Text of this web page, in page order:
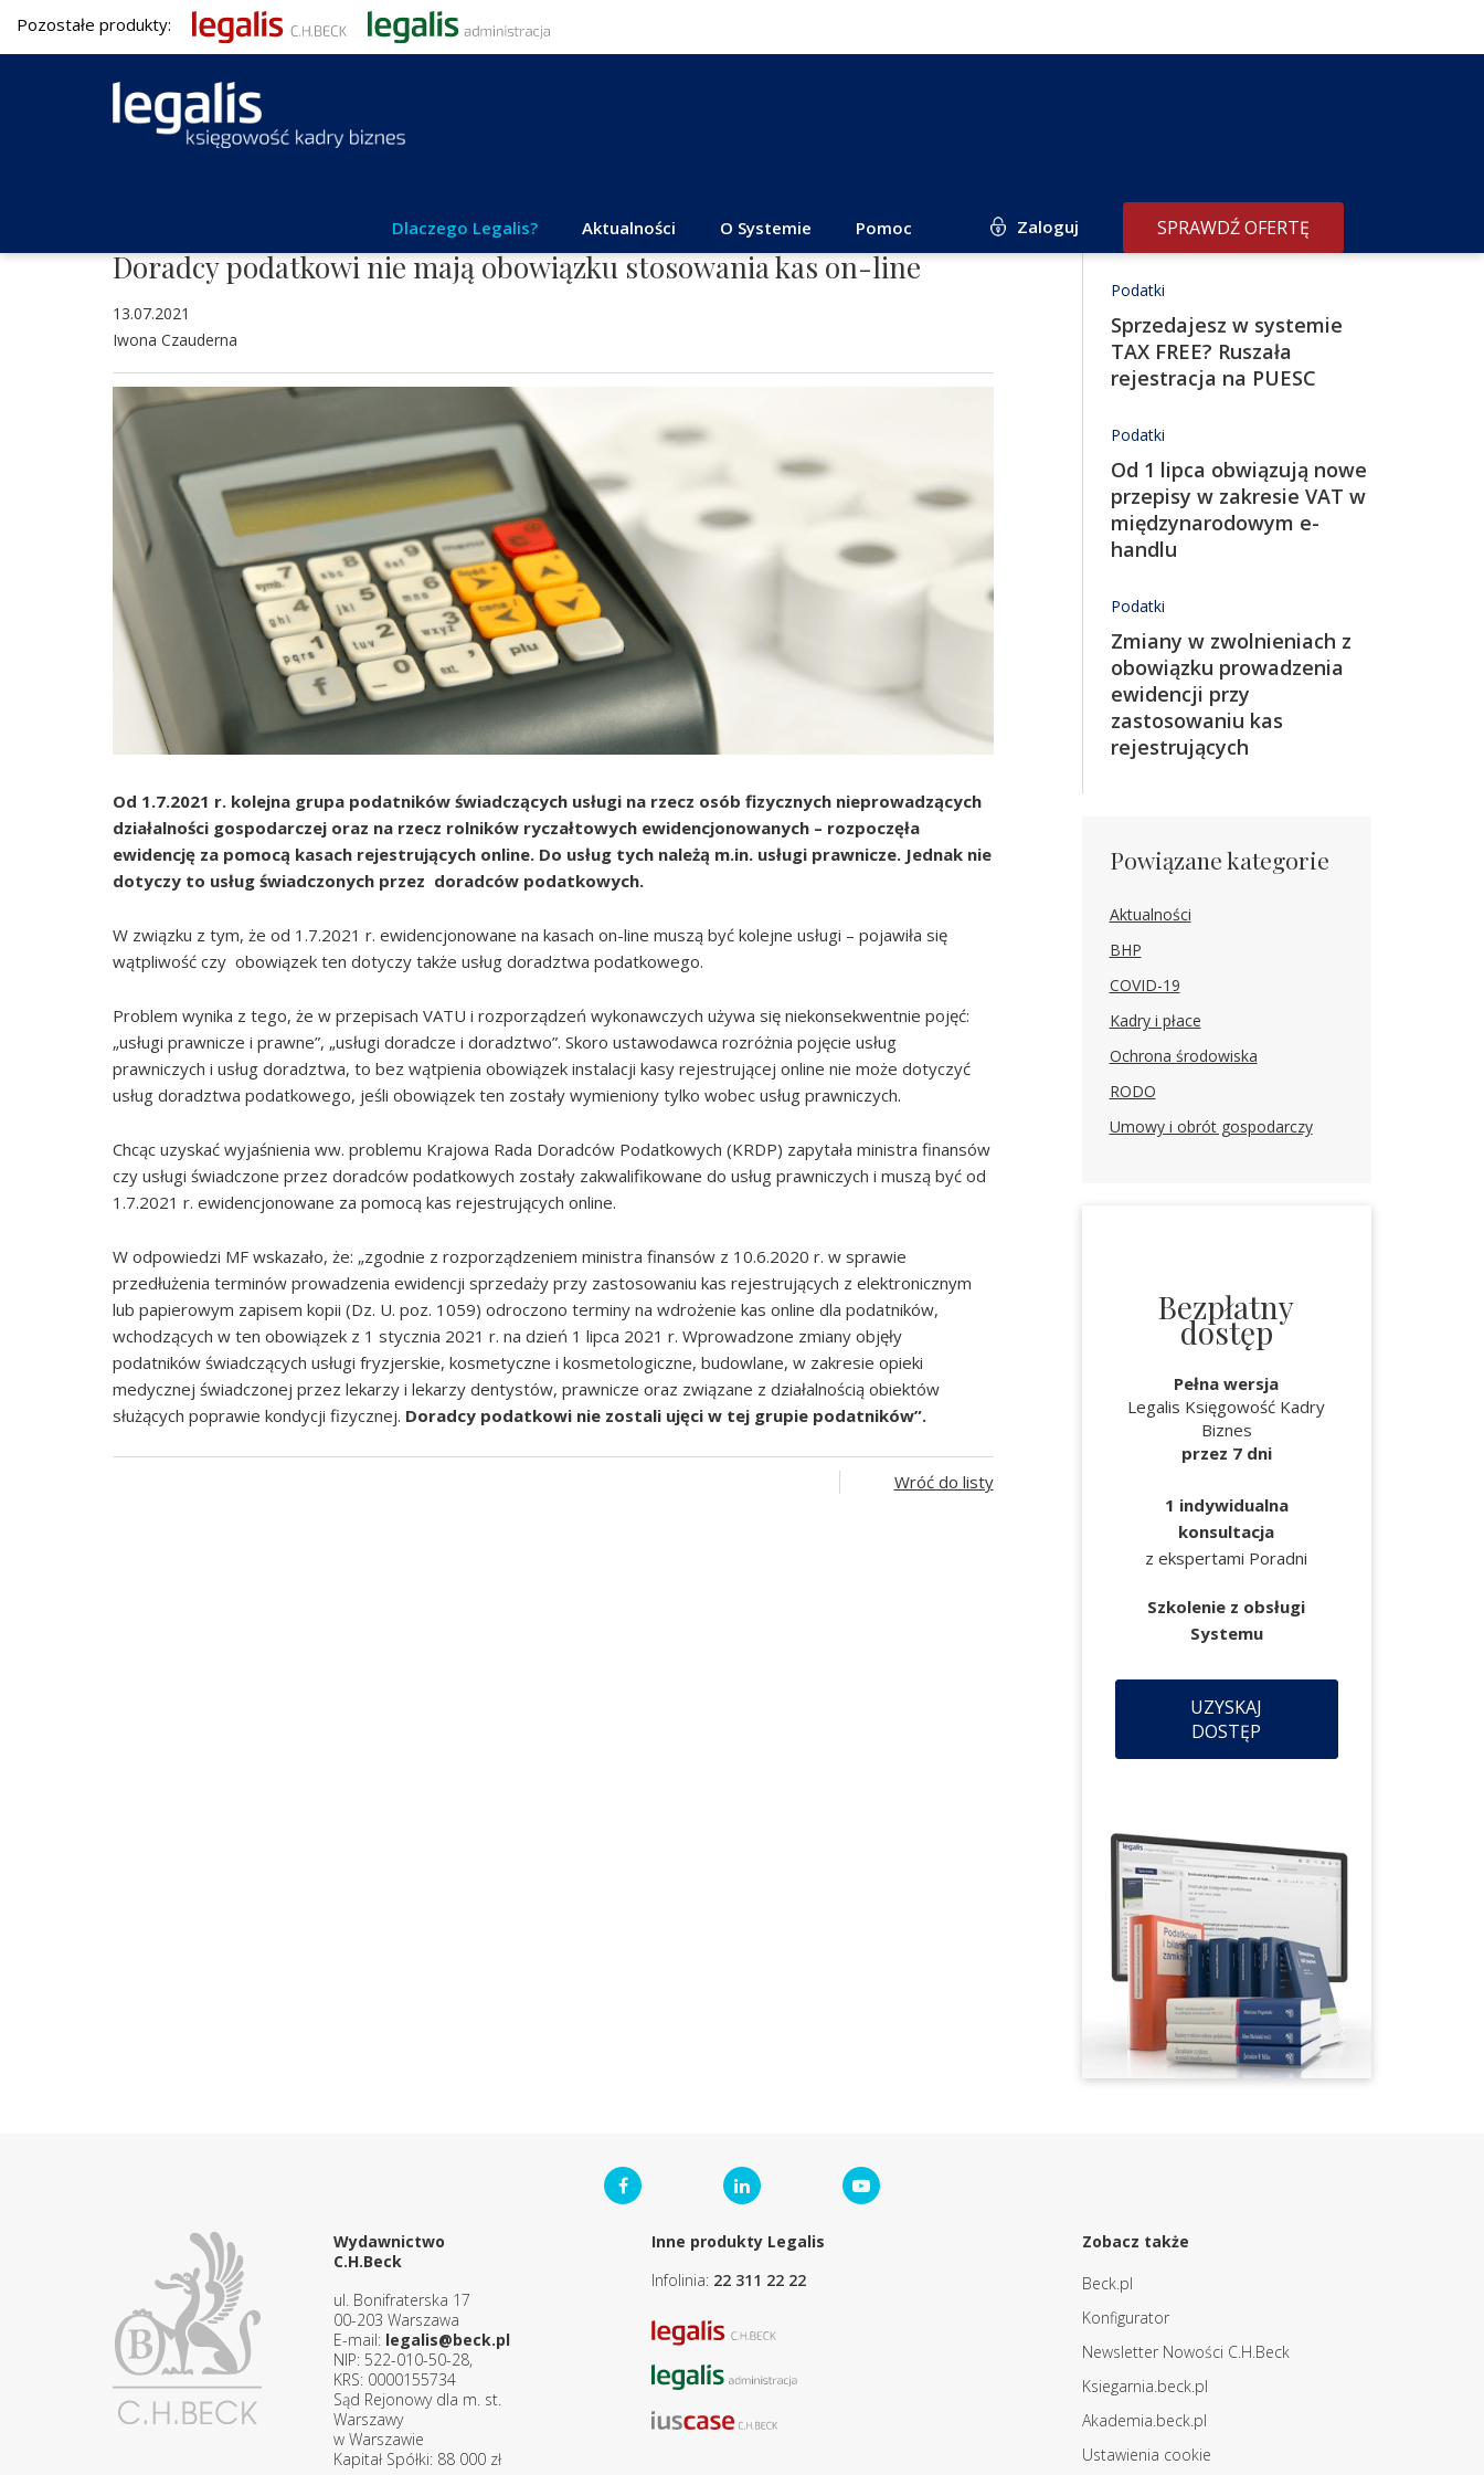
Pozostałe produkty:
Dlaczego Legalis? Aktualności O Systemie Pomoc Zaloguj SPRAWDŹ OFERTĘ
Doradcy podatkowi nie mają obowiązku stosowania kas on-line
13.07.2021
Iwona Czauderna
Od 1.7.2021 r. kolejna grupa podatników świadczących usługi na rzecz osób fizycznych nieprowadzących
działalności gospodarczej oraz na rzecz rolników ryczałtowych ewidencjonowanych – rozpoczęła
ewidencję za pomocą kasach rejestrujących online. Do usług tych należą m.in. usługi prawnicze. Jednak nie
dotyczy to usług świadczonych przez doradców podatkowych.
W związku z tym, że od 1.7.2021 r. ewidencjonowane na kasach on-line muszą być kolejne usługi – pojawiła się
wątpliwość czy obowiązek ten dotyczy także usług doradztwa podatkowego.
Problem wynika z tego, że w przepisach VATU i rozporządzeń wykonawczych używa się niekonsekwentnie pojęć:
„usługi prawnicze i prawne”, „usługi doradcze i doradztwo”. Skoro ustawodawca rozróżnia pojęcie usług
prawniczych i usług doradztwa, to bez wątpienia obowiązek instalacji kasy rejestrującej online nie może dotyczyć
usług doradztwa podatkowego, jeśli obowiązek ten zostały wymieniony tylko wobec usług prawniczych.
Chcąc uzyskać wyjaśnienia ww. problemu Krajowa Rada Doradców Podatkowych (KRDP) zapytała ministra finansów
czy usługi świadczone przez doradców podatkowych zostały zakwalifikowane do usług prawniczych i muszą być od
1.7.2021 r. ewidencjonowane za pomocą kas rejestrujących online.
W odpowiedzi MF wskazało, że: „zgodnie z rozporządzeniem ministra finansów z 10.6.2020 r. w sprawie
przedłużenia terminów prowadzenia ewidencji sprzedaży przy zastosowaniu kas rejestrujących z elektronicznym
lub papierowym zapisem kopii (Dz. U. poz. 1059) odroczono terminy na wdrożenie kas online dla podatników,
wchodzących w ten obowiązek z 1 stycznia 2021 r. na dzień 1 lipca 2021 r. Wprowadzone zmiany objęły
podatników świadczących usługi fryzjerskie, kosmetyczne i kosmetologiczne, budowlane, w zakresie opieki
medycznej świadczonej przez lekarzy i lekarzy dentystów, prawnicze oraz związane z działalnością obiektów
służących poprawie kondycji fizycznej. Doradcy podatkowi nie zostali ujęci w tej grupie podatników”.
Wróć do listy
Redakcja poleca
Podatki
Sprzedajesz w systemie
TAX FREE? Ruszała
rejestracja na PUESC
Podatki
Od 1 lipca obwiązują nowe
przepisy w zakresie VAT w
międzynarodowym e-
handlu
Podatki
Zmiany w zwolnieniach z
obowiązku prowadzenia
ewidencji przy
zastosowaniu kas
rejestrujących
Powiązane kategorie
Aktualności
BHP
COVID-19
Kadry i płace
Ochrona środowiska
RODO
Umowy i obrót gospodarczy
Bezpłatny
dostęp
Pełna wersja
Legalis Księgowość Kadry
Biznes
przez 7 dni
1 indywidualna
konsultacja
z ekspertami Poradni
Szkolenie z obsługi
Systemu
UZYSKAJ
DOSTĘP
Wydawnictwo
C.H.Beck
ul. Bonifraterska 17
00-203 Warszawa
E-mail: legalis@beck.pl
NIP: 522-010-50-28,
KRS: 0000155734
Sąd Rejonowy dla m. st.
Warszawy
w Warszawie
Kapitał Spółki: 88 000 zł
Inne produkty Legalis
Infolinia: 22 311 22 22
Zobacz także
Beck.pl
Konfigurator
Newsletter Nowości C.H.Beck
Ksiegarnia.beck.pl
Akademia.beck.pl
Ustawienia cookie